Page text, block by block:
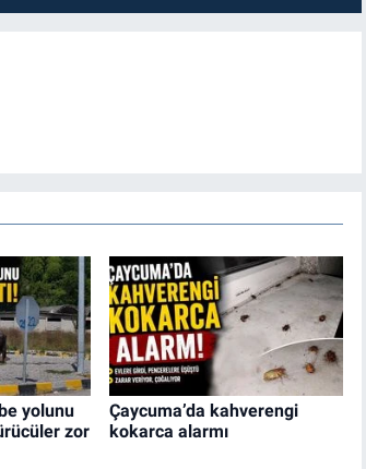
yolunu
zor
Çaycuma’da kahverengi
kokarca alarmı